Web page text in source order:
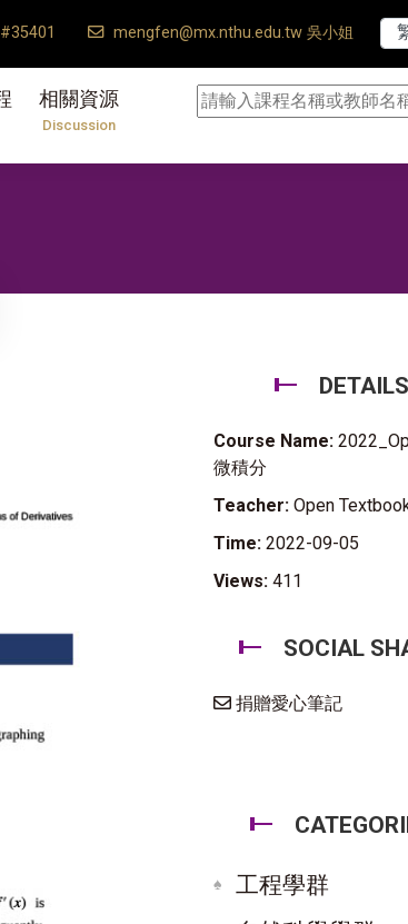
mengfen@mx.nthu.edu.tw 吳小姐
相關資源
Discussion
DETAILS
Course Name:
微積分
Teacher: Open
Time: 2022-09-05
Views: 411
SOCIAL
捐贈愛心筆記
工程學群